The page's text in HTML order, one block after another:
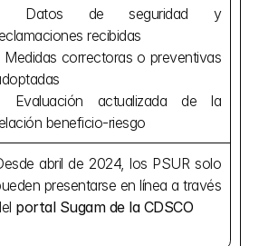
Datos de seguridad y
recibidas
Medidas correctoras o preventivas
Evaluación actualizada de la
beneficio-riesgo
abril de 2024, los PSUR solo
presentarse en línea a través
portal Sugam de la CDSCO